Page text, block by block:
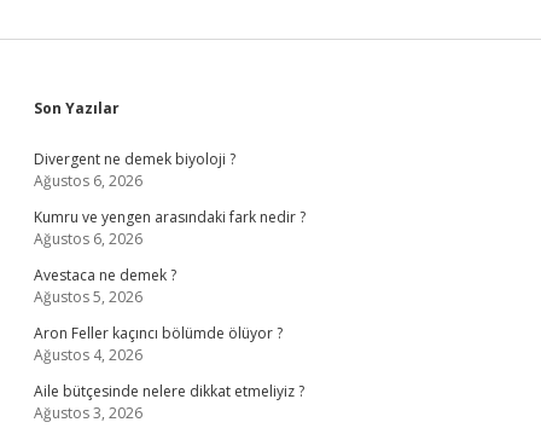
Sidebar
Son Yazılar
Divergent ne demek biyoloji ?
Ağustos 6, 2026
Kumru ve yengen arasındaki fark nedir ?
Ağustos 6, 2026
Avestaca ne demek ?
Ağustos 5, 2026
Aron Feller kaçıncı bölümde ölüyor ?
Ağustos 4, 2026
Aile bütçesinde nelere dikkat etmeliyiz ?
Ağustos 3, 2026